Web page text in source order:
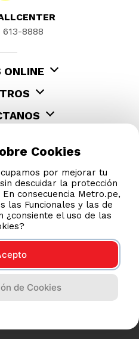
613-8888
ONLINE
transacciones
Cookies
por mejorar tu
descuidar la protección
consecuencia Metro.pe,
las Funcionales y las de
¿consiente el uso de las
de Cookies